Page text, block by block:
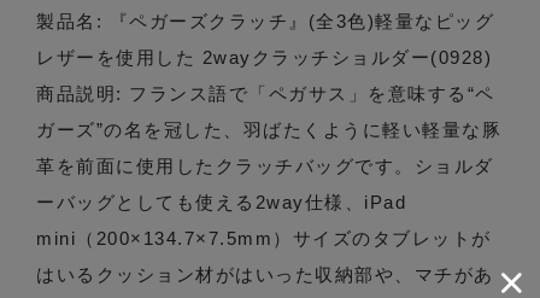
製品名: 『ペガーズクラッチ』(全3色)軽量なピッグ
レザーを使用した 2wayクラッチショルダー(0928)
商品説明: フランス語で「ペガサス」を意味する“ペ
ガーズ”の名を冠した、羽ばたくように軽い軽量な豚
革を前面に使用したクラッチバッグです。ショルダ
ーバッグとしても使える2way仕様、iPad
mini（200×134.7×7.5mm）サイズのタブレットが
はいるクッション材がはいった収納部や、マチがあ